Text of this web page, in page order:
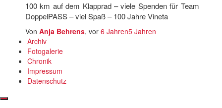
100 km auf dem Klapprad – viele Spenden für Team
DoppelPASS – viel Spaß – 100 Jahre Vineta
Von Anja Behrens, vor 6 Jahren5 Jahren
Archiv
Fotogalerie
Chronik
Impressum
Datenschutz